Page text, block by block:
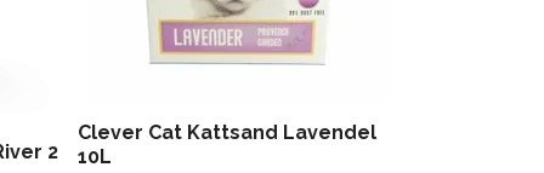
2
Clever Cat Kattsand Lavendel
10L